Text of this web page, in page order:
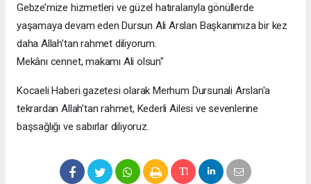
Gebze’mize hizmetleri ve güzel hatıralarıyla gönüllerde
yaşamaya devam eden Dursun Ali Arslan Başkanımıza bir kez
daha Allah’tan rahmet diliyorum.
Mekânı cennet, makamı Ali olsun"
Kocaeli Haberi gazetesi olarak Merhum Dursunali Arslan'a
tekrardan Allah’tan rahmet, Kederli Ailesi ve sevenlerine
başsağlığı ve sabırlar diliyoruz.